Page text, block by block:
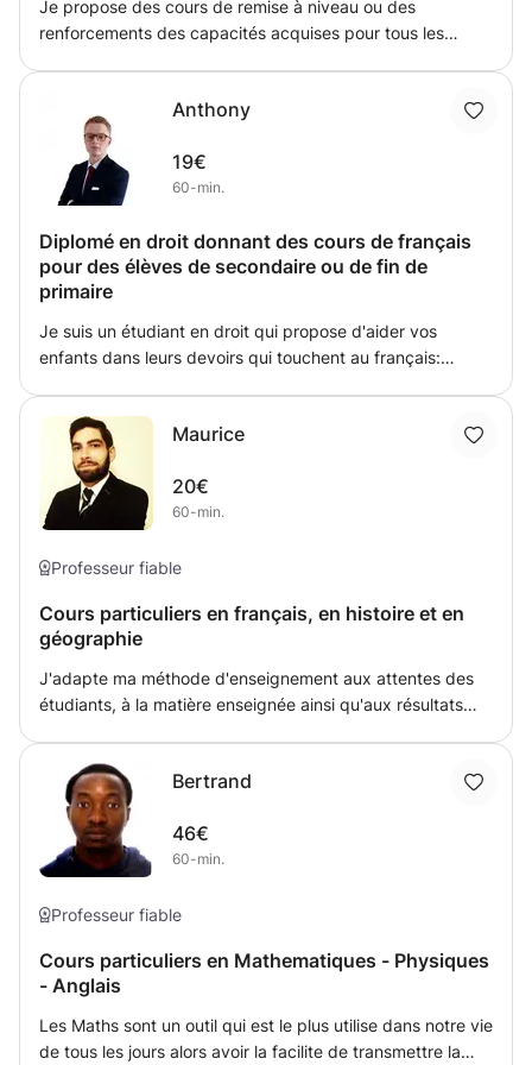
Ensemble, nous transformerons les défis en réussites, les
hésitations en certitudes, et nous aiderons votre enfant à
Je propose des cours de remise à niveau ou des
renforcements des capacités acquises pour tous les
et supérieur). Transmettre des connaissances et redonner
confiance à des élèves qui ont des difficultés est mon
objectif à travers ces cours. Ma méthodologie s'adapte
aux besoins de mes élèves que ce soit pour la
perfectionnement.
Anthony
19€
60-min.
Diplomé en droit donnant des cours de français
pour des élèves de secondaire ou de fin de
primaire
Je suis un étudiant en droit qui propose d'aider vos
enfants dans leurs devoirs qui touchent au français:
généralement 5 minutes à l'avance pour discuter des
objectifs de la séance et ne partirai pas tant que ceux-ci
ne sont pas atteints.
Maurice
20€
60-min.
Professeur fiable
Cours particuliers en français, en histoire et en
géographie
J'adapte ma méthode d'enseignement aux attentes des
étudiants, à la matière enseignée ainsi qu'aux résultats
rencontrer les attentes des étudiants et les aider à
attendre leurs objectifs. Diplômé d'un Master à finalité
approfondie en Histoire contemporaine, j'ai poursuivi ma
formation par un Master complémentaire en études
du français en tant que langue étrangère. Je travaille
Bertrand
46€
60-min.
Professeur fiable
Cours particuliers en Mathematiques - Physiques
- Anglais
Les Maths sont un outil qui est le plus utilise dans notre vie
de tous les jours alors avoir la facilite de transmettre la